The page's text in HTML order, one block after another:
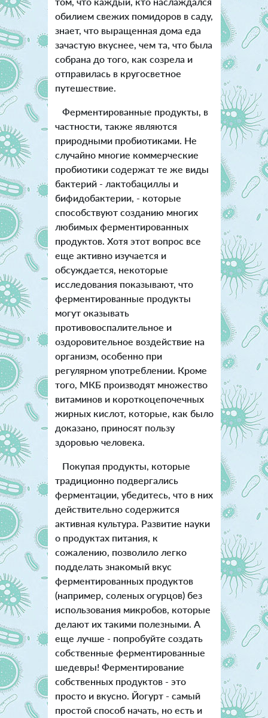
обилием свежих помидоров в саду,
знает, что выращенная дома еда
зачастую вкуснее, чем та, что была
собрана до того, как созрела и
отправилась в кругосветное
путешествие.
Ферментированные продукты, в
частности, также являются
природными пробиотиками. Не
случайно многие коммерческие
пробиотики содержат те же виды
бактерий - лактобациллы и
бифидобактерии, - которые
способствуют созданию многих
любимых ферментированных
продуктов. Хотя этот вопрос все
еще активно изучается и
обсуждается, некоторые
исследования показывают, что
ферментированные продукты
могут оказывать
противовоспалительное и
оздоровительное воздействие на
организм, особенно при
регулярном употреблении. Кроме
того, МКБ производят множество
витаминов и короткоцепочечных
жирных кислот, которые, как было
доказано, приносят пользу
здоровью человека.
Покупая продукты, которые
традиционно подвергались
ферментации, убедитесь, что в них
действительно содержится
активная культура. Развитие науки
о продуктах питания, к
сожалению, позволило легко
подделать знакомый вкус
ферментированных продуктов
(например, соленых огурцов) без
использования микробов, которые
делают их такими полезными. А
еще лучше - попробуйте создать
собственные ферментированные
шедевры! Ферментирование
собственных продуктов - это
просто и вкусно. Йогурт - самый
простой способ начать, но есть и